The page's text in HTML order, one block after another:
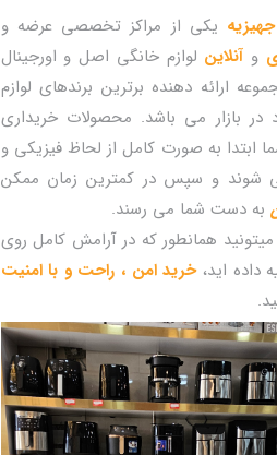
یکی از مراکز تخصصی عرضه و
و آنلاین لوازم خانگی اصل و اورجینال
ارائه دهنده برترین برندهای لوازم
در بازار می باشد. محصولات خریداری
ابتدا به صورت کامل از لحاظ فیزیکی و
و سپس در کمترین زمان ممکن
به دست شما می رسند.
همانطور که در آرامش کامل روی
داده اید،خرید امن ، راحت و با امنیت